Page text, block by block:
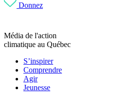
Donnez
Média de l'action
climatique au Québec
S’inspirer
Comprendre
Agir
Jeunesse